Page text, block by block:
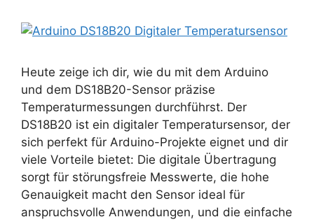
Heute zeige ich dir, wie du mit dem Arduino
und dem DS18B20-Sensor präzise
Temperaturmessungen durchführst. Der
DS18B20 ist ein digitaler Temperatursensor, der
sich perfekt für Arduino-Projekte eignet und dir
viele Vorteile bietet: Die digitale Übertragung
sorgt für störungsfreie Messwerte, die hohe
Genauigkeit macht den Sensor ideal für
anspruchsvolle Anwendungen, und die einfache